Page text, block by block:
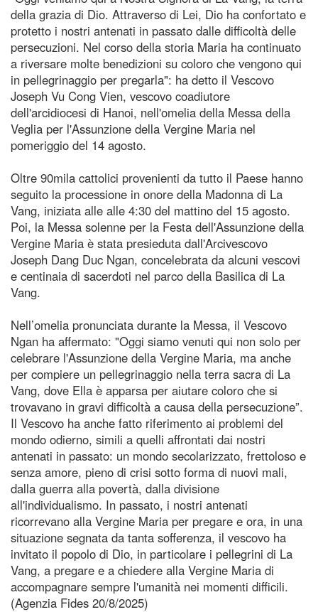
della grazia di Dio. Attraverso di Lei, Dio ha confortato e
protetto i nostri antenati in passato dalle difficoltà delle
persecuzioni. Nel corso della storia Maria ha continuato
a riversare molte benedizioni su coloro che vengono qui
in pellegrinaggio per pregarla": ha detto il Vescovo
Joseph Vu Cong Vien, vescovo coadiutore
dell'arcidiocesi di Hanoi, nell'omelia della Messa della
Veglia per l'Assunzione della Vergine Maria nel
pomeriggio del 14 agosto.
Oltre 90mila cattolici provenienti da tutto il Paese hanno
seguito la processione in onore della Madonna di La
Vang, iniziata alle alle 4:30 del mattino del 15 agosto.
Poi, la Messa solenne per la Festa dell'Assunzione della
Vergine Maria è stata presieduta dall'Arcivescovo
Joseph Dang Duc Ngan, concelebrata da alcuni vescovi
e centinaia di sacerdoti nel parco della Basilica di La
Vang.
Nell’omelia pronunciata durante la Messa, il Vescovo
Ngan ha affermato: "Oggi siamo venuti qui non solo per
celebrare l'Assunzione della Vergine Maria, ma anche
per compiere un pellegrinaggio nella terra sacra di La
Vang, dove Ella è apparsa per aiutare coloro che si
trovavano in gravi difficoltà a causa della persecuzione”.
Il Vescovo ha anche fatto riferimento ai problemi del
mondo odierno, simili a quelli affrontati dai nostri
antenati in passato: un mondo secolarizzato, frettoloso e
senza amore, pieno di crisi sotto forma di nuovi mali,
dalla guerra alla povertà, dalla divisione
all'individualismo. In passato, i nostri antenati
ricorrevano alla Vergine Maria per pregare e ora, in una
situazione segnata da tanta sofferenza, il vescovo ha
invitato il popolo di Dio, in particolare i pellegrini di La
Vang, a pregare e a chiedere alla Vergine Maria di
accompagnare sempre l'umanità nei momenti difficili.
(Agenzia Fides 20/8/2025)